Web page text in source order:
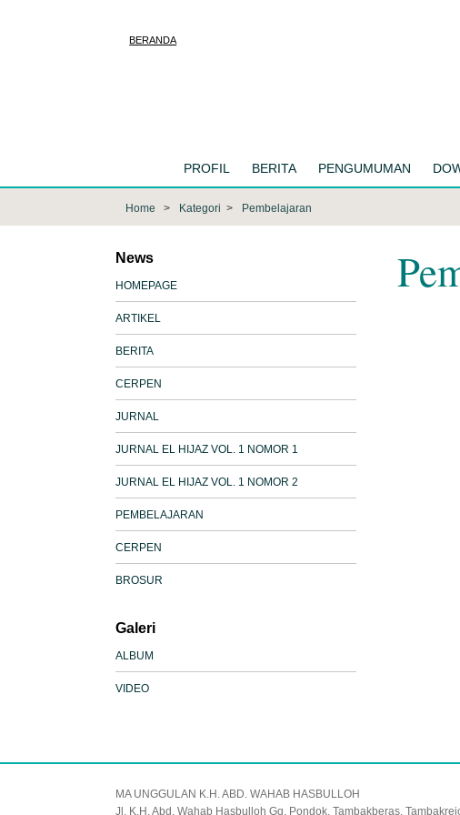
BERANDA
PROFIL BERITA PENGUMUMAN
Home Kategori Pembelajaran
News
HOMEPAGE
ARTIKEL
BERITA
CERPEN
JURNAL
JURNAL EL HIJAZ VOL. 1 NOMOR 1
JURNAL EL HIJAZ VOL. 1 NOMOR 2
PEMBELAJARAN
CERPEN
BROSUR
Galeri
ALBUM
VIDEO
MA UNGGULAN K.H. ABD. WAHAB HASBULLOH
Jl. K.H. Abd. Wahab Hasbulloh Gg. Pondok, Tambakberas,